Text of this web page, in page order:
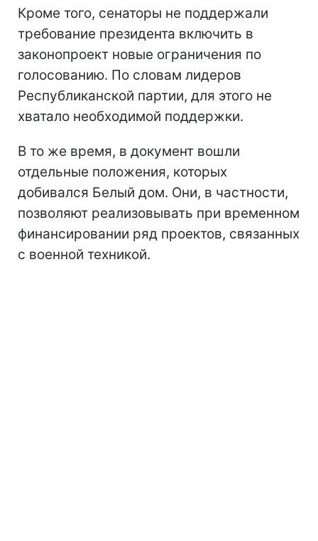
Кроме того, сенаторы не поддержали
требование президента включить в
законопроект новые ограничения по
голосованию. По словам лидеров
Республиканской партии, для этого не
хватало необходимой поддержки.
В то же время, в документ вошли
отдельные положения, которых
добивался Белый дом. Они, в частности,
позволяют реализовывать при временном
финансировании ряд проектов, связанных
с военной техникой.